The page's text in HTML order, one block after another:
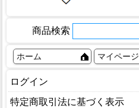
商品検索
ホーム マイページ
ログイン
特定商取引法に基づく表示